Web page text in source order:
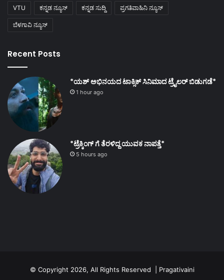
VTU ಕನ್ನಡ ನ್ಯೂಸ್ ಕನ್ನಡ ಸುದ್ದಿ ಪ್ರಗತಿವಾಹಿನಿ ನ್ಯೂಸ್
ಬೆಳಗಾವಿ ನ್ಯೂಸ್
Recent Posts
*ಯಶ್ ಅಭಿನಯದ ಟಾಕ್ಸಿಕ್ ಸಿನಿಮಾದ ಟ್ರೈಲರ್ ಬಿಡುಗಡೆ*
1 hour ago
*ಟ್ರೆಕ್ಕಿಂಗ್ ಗೆ ತೆರಳಿದ್ದ ಯುವಕ ನಾಪತ್ತೆ*
5 hours ago
© Copyright 2026, All Rights Reserved | Pragativaini